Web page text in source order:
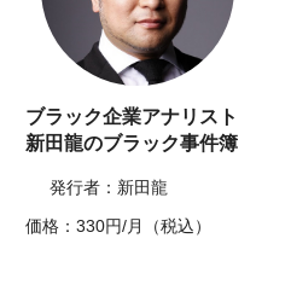
ブラック企業アナリスト
新田龍のブラック事件簿
発行者：新田龍
価格：330円/月（税込）